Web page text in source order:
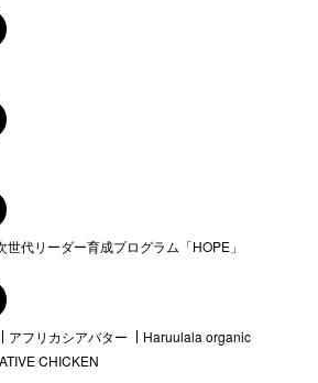
世代リーダー育成プログラム「HOPE」
アフリカシアバター
Haruulala organic
CHICKEN